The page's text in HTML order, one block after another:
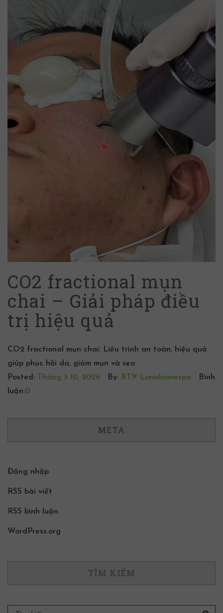
CO2 fractional mụn
chai – Giải pháp điều
trị hiệu quả
CO2 fractional mụn chai: Liệu trình an toàn, hiệu quả
giúp phục hồi da, giảm mụn và sẹo
Posted: Tháng 3 10, 2026 By: BTV Lonahomespa
Bình
luận:0
META
Đăng nhập
RSS bài viết
RSS bình luận
WordPress.org
TÌM KIẾM